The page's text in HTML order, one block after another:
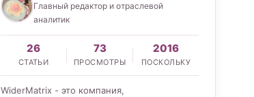
Главный редактор и отраслевой
аналитик
26
СТАТЬИ
73
ПРОСМОТРЫ
2016
ПОСКОЛЬКУ
WiderMatrix - это компания,